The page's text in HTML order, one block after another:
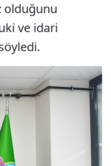
olduğunu
ve idari